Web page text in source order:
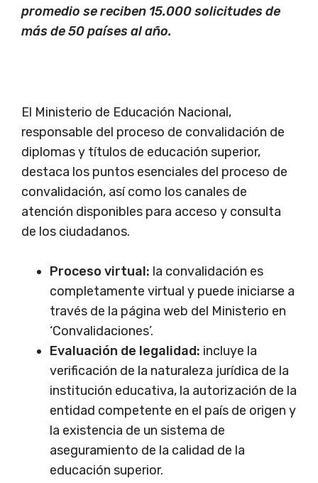
promedio se reciben 15.000 solicitudes de
más de 50 países al año.
El Ministerio de Educación Nacional,
responsable del proceso de convalidación de
diplomas y títulos de educación superior,
destaca los puntos esenciales del proceso de
convalidación, así como los canales de
atención disponibles para acceso y consulta
de los ciudadanos.
Proceso virtual: la convalidación es
completamente virtual y puede iniciarse a
través de la página web del Ministerio en
‘Convalidaciones’.
Evaluación de legalidad: incluye la
verificación de la naturaleza jurídica de la
institución educativa, la autorización de la
entidad competente en el país de origen y
la existencia de un sistema de
aseguramiento de la calidad de la
educación superior.